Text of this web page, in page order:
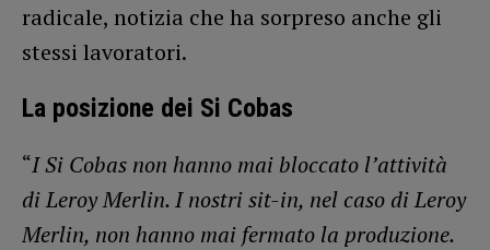
radicale, notizia che ha sorpreso anche gli
stessi lavoratori.
La posizione dei Si Cobas
“I Si Cobas non hanno mai bloccato l’attività
di Leroy Merlin. I nostri sit-in, nel caso di Leroy
Merlin, non hanno mai fermato la produzione.